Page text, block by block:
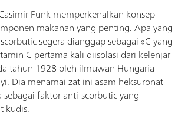
Funk memperkenalkan konsep
makanan yang penting. Apa yang
segera dianggap sebagai «C yang
C pertama kali diisolasi dari kelenjar
tahun 1928 oleh ilmuwan Hungaria
Dia menamai zat ini asam heksuronat
faktor anti-scorbutic yang
kudis.